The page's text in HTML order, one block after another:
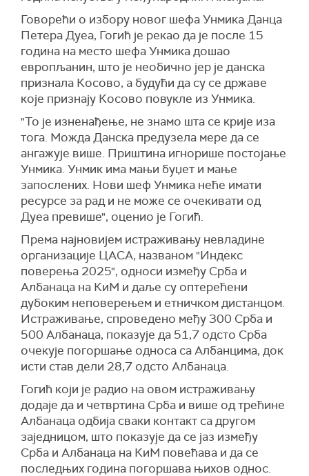
Говорећи о избору новог шефа Унмика Данца
Петера Дуеа, Гогић је рекао да је после 15
година на место шефа Унмика дошао
европљанин, што је необично јер је данска
признала Косово, а будући да су се државе
које признају Косово повукле из Унмика.
"То је изненађење, не знамо шта се крије иза
тога. Можда Данска предузела мере да се
ангажује више. Приштина игнорише постојање
Унмика. Унмик има мањи буџет и мање
запослених. Нови шеф Унмика неће имати
ресурсе за рад и не може се очекивати од
Дуеа превише", оценио је Гогић.
Према најновијем истраживању невладине
организације ЦАСА, названом "Индекс
поверења 2025", односи између Срба и
Албанаца на КиМ и даље су оптерећени
дубоким неповерењем и етничком дистанцом.
Истраживање, спроведено међу 300 Срба и
500 Албанаца, показује да 51,7 одсто Срба
очекује погоршање односа са Албанцима, док
исти став дели 28,7 одсто Албанаца.
Гогић који је радио на овом истраживању
додаје да и четвртина Срба и више од трећине
Албанаца одбија сваки контакт са другом
заједницом, што показује да се јаз између
Срба и Албанаца на КиМ повећава и да се
последњих година погоршава њихов однос.